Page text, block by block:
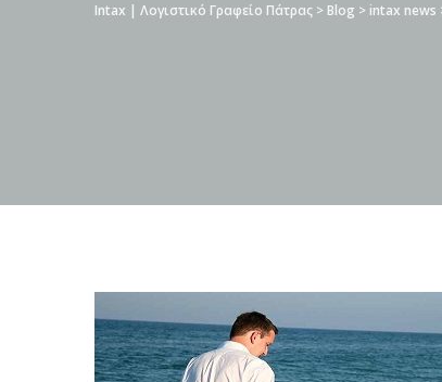
Intax | Λογιστικό Γραφείο Πάτρας > Blog > intax news